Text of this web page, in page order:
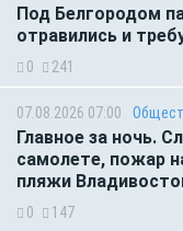
Под Белгородом
отравились и
0 241
07.08.2026 07:00
Главное за ночь.
самолете, пожар
пляжи
0 147